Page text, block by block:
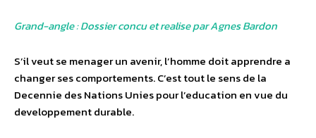
Grand-angle : Dossier concu et realise par Agnes Bardon
S’il veut se menager un avenir, l’homme doit apprendre a
changer ses comportements. C’est tout le sens de la
Decennie des Nations Unies pour l’education en vue du
developpement durable.